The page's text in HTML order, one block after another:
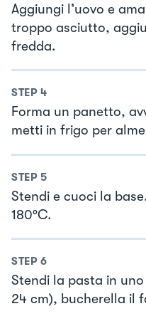
Aggiungi l’uovo e
troppo asciutto,
fredda.
STEP 4
Forma un panetto,
metti in frigo per
STEP 5
Stendi e cuoci la
180°C.
STEP 6
Stendi la pasta in
24 cm), bucherella il